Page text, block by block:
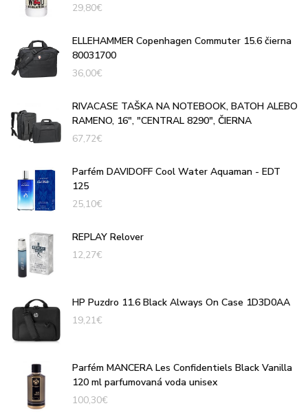
29,80€
ELLEHAMMER Copenhagen Commuter 15.6 čierna
80031700
36,00€
RIVACASE TAŠKA NA NOTEBOOK, BATOH ALEBO
RAMENO, 16", "CENTRAL 8290", ČIERNA
67,72€
Parfém DAVIDOFF Cool Water Aquaman - EDT
125
25,10€
REPLAY Relover
12,27€
HP Puzdro 11.6 Black Always On Case 1D3D0AA
19,21€
Parfém MANCERA Les Confidentiels Black Vanilla
120 ml parfumovaná voda unisex
100,30€